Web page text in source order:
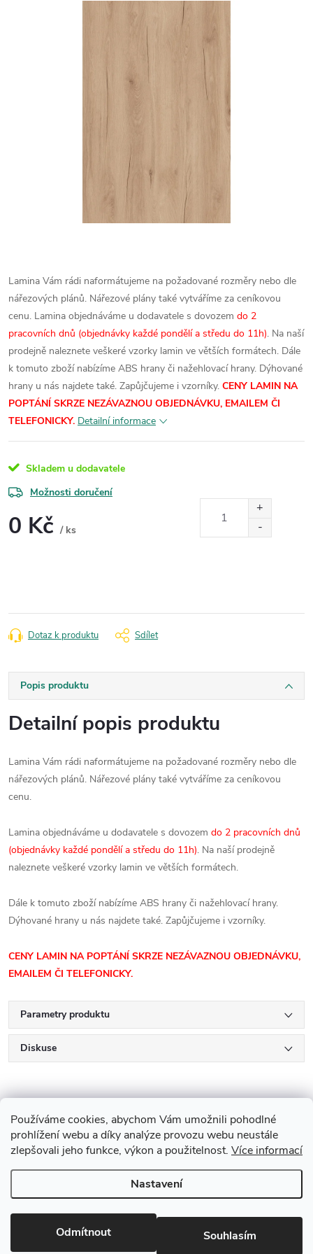
Používáme cookies, abychom Vám umožnili pohodlné
prohlížení webu a díky analýze provozu webu neustále
zlepšovali jeho funkce, výkon a použitelnost. Více informací
Nastavení
Odmítnout Souhlasím
Lamina Vám rádi naformátujeme na požadované rozměry nebo dle
nářezových plánů. Nářezové plány také vytváříme za ceníkovou
cenu. Lamina objednáváme u dodavatele s dovozem do 2
pracovních dnů (objednávky každé pondělí a středu do 11h). Na naší
prodejně naleznete veškeré vzorky lamin ve větších formátech. Dále
k tomuto zboží nabízíme ABS hrany či nažehlovací hrany. Dýhované
hrany u nás najdete také. Zapůjčujeme i vzorníky. CENY LAMIN NA
POPTÁNÍ SKRZE NEZÁVAZNOU OBJEDNÁVKU, EMAILEM ČI
TELEFONICKY. Detailní informace
Skladem u dodavatele
Možnosti doručení
0 Kč / ks
Dotaz k produktu Sdílet
Popis produktu
Detailní popis produktu
Lamina Vám rádi naformátujeme na požadované rozměry nebo dle
nářezových plánů. Nářezové plány také vytváříme za ceníkovou
cenu.
Lamina objednáváme u dodavatele s dovozem do 2 pracovních dnů
(objednávky každé pondělí a středu do 11h). Na naší prodejně
naleznete veškeré vzorky lamin ve větších formátech.
Dále k tomuto zboží nabízíme ABS hrany či nažehlovací hrany.
Dýhované hrany u nás najdete také. Zapůjčujeme i vzorníky.
CENY LAMIN NA POPTÁNÍ SKRZE NEZÁVAZNOU OBJEDNÁVKU,
EMAILEM ČI TELEFONICKY.
Parametry produktu
Diskuse
Z
á
p
Drevobis Horoměřice. Všechna práva vyhrazena.
nastavení cookies